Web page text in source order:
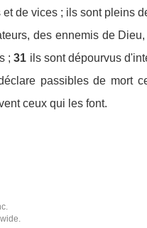
de vices ; ils sont pleins
des ennemis de
; 31 ils sont dépourvus
passibles de mort
ceux qui les font.